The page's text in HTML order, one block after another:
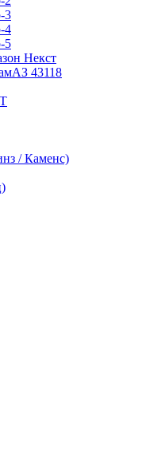
3
4
5
Некст
43118
/ Каменс)